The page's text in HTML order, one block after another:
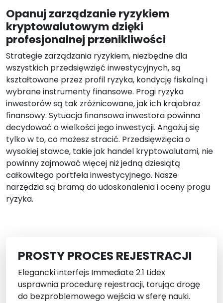
Opanuj zarządzanie ryzykiem
kryptowalutowym dzięki
profesjonalnej przenikliwości
Strategie zarządzania ryzykiem, niezbędne dla
wszystkich przedsięwzięć inwestycyjnych, są
kształtowane przez profil ryzyka, kondycję fiskalną i
wybrane instrumenty finansowe. Progi ryzyka
inwestorów są tak zróżnicowane, jak ich krajobraz
finansowy. Sytuacja finansowa inwestora powinna
decydować o wielkości jego inwestycji. Angażuj się
tylko w to, co możesz stracić. Przedsięwzięcia o
wysokiej stawce, takie jak handel kryptowalutami, nie
powinny zajmować więcej niż jedną dziesiątą
całkowitego portfela inwestycyjnego. Nasze
narzędzia są bramą do udoskonalenia i oceny progu
ryzyka.
PROSTY PROCES REJESTRACJI
Elegancki interfejs Immediate 2.1 Lidex
usprawnia procedurę rejestracji, torując drogę
do bezproblemowego wejścia w sferę nauki.